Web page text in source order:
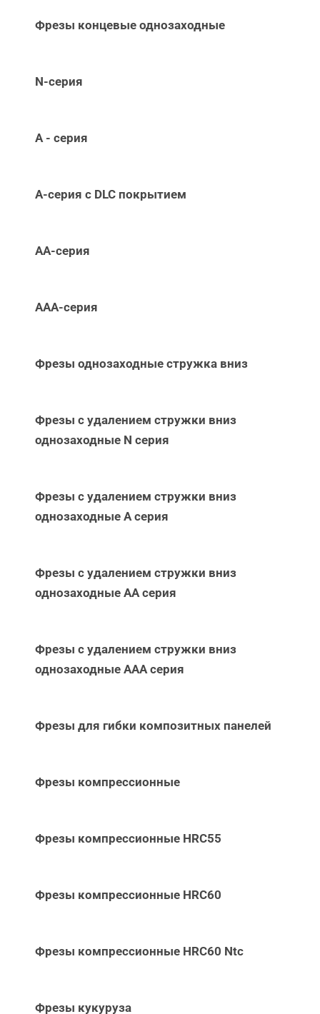
Фрезы концевые однозаходные
N-серия
А - серия
А-серия c DLC покрытием
АА-серия
ААА-серия
Фрезы однозаходные стружка вниз
Фрезы с удалением стружки вниз
однозаходные N серия
Фрезы с удалением стружки вниз
однозаходные А серия
Фрезы с удалением стружки вниз
однозаходные АА серия
Фрезы с удалением стружки вниз
однозаходные ААА серия
Фрезы для гибки композитных панелей
Фрезы компрессионные
Фрезы компрессионные HRC55
Фрезы компрессионные HRC60
Фрезы компрессионные HRC60 Ntc
Фрезы кукуруза